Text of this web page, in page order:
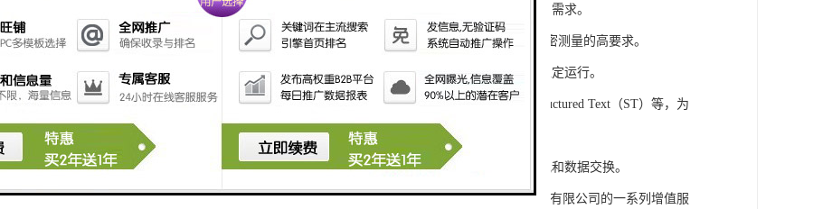
可扩展性：S7-300系列产品设计特，可根据客户需求灵活配置输入输出模块，满足不同规模工程的需求。
精度的模拟量输入输出：S7-300系列产品支持多达8个模拟量输入输出通道，可满足对于控制和精密测量的高要求。
和稳定性：S7-300系列产品采用的硬件和软件技术，具有高度可靠性和稳定性，保证系统的长期稳定运行。
程：S7-300系列产品采用TIA Portal开发环境，支持多种编程语言，如Ladder Diagram（LD）、Structured Text（ST）等，为
了更多编程选择。
讯接口：S7-300系列产品配备丰富的通讯接口，可与其他工控设备无缝集成，实现设备之间的通讯和数据交换。
西门子PLC模块S7-300系列产品，不仅获得了可靠的工控设备，还将获得浔之漫智控技术(上海)有限公司的一系列增值服